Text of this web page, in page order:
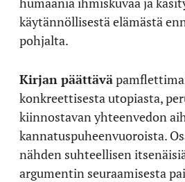
käytännöllisestä elämästä
pohjalta.
Kirjan päättävä
konkreettisesta utopiasta,
kiinnostavan yhteenvedon
kannatuspuheenvuoroista.
nähden suhteellisen
argumentin seuraamisesta